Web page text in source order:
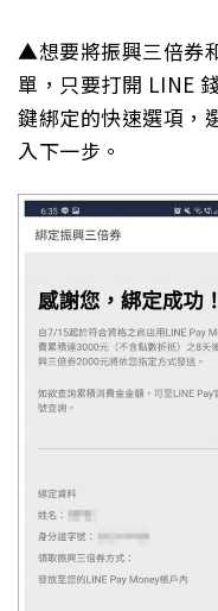
▲想要將振興三倍券
單，只要打開 LINE
鍵綁定的快速選項，
入下一步。